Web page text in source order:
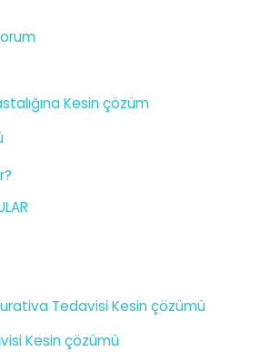
Kesin çözüm
Tedavisi Kesin çözümü
Kesin çözümü